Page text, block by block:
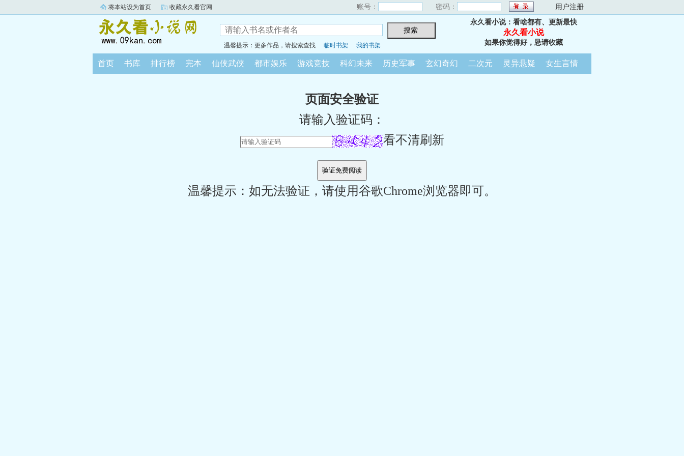
将本站设为首页 收藏永久看官网 账号： 密码： 用户注册
温馨提示：更多作品，请搜索查找 临时书架 我的书架
永久看小说：看啥都有、更新最快
永久看小说
如果你觉得好，恳请收藏
首页 书库 排行榜 完本 仙侠武侠 都市娱乐 游戏竞技 科幻未来 历史军事 玄幻奇幻 二次元 灵异悬疑 女生言情
页面安全验证
请输入验证码：
看不清刷新
温馨提示：如无法验证，请使用谷歌Chrome浏览器即可。